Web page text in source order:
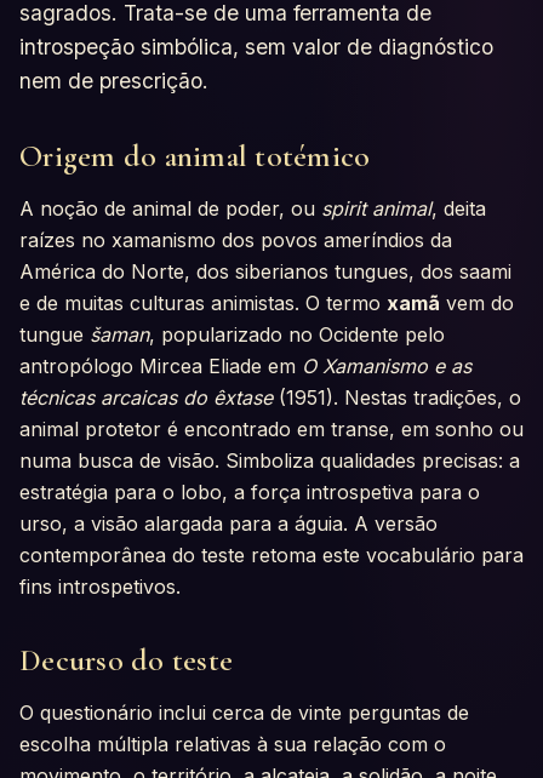
sagrados. Trata-se de uma ferramenta de
introspeção simbólica, sem valor de diagnóstico
nem de prescrição.
Origem do animal totémico
A noção de animal de poder, ou spirit animal, deita
raízes no xamanismo dos povos ameríndios da
América do Norte, dos siberianos tungues, dos saami
e de muitas culturas animistas. O termo xamã vem do
tungue šaman, popularizado no Ocidente pelo
antropólogo Mircea Eliade em O Xamanismo e as
técnicas arcaicas do êxtase(1951). Nestas tradições, o
animal protetor é encontrado em transe, em sonho ou
numa busca de visão. Simboliza qualidades precisas: a
estratégia para o lobo, a força introspetiva para o
urso, a visão alargada para a águia. A versão
contemporânea do teste retoma este vocabulário para
fins introspetivos.
Decurso do teste
O questionário inclui cerca de vinte perguntas de
escolha múltipla relativas à sua relação com o